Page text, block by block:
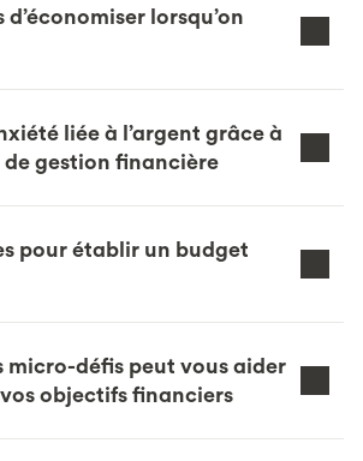
lorsqu’on
liée à l’argent grâce à
gestion financière
pour établir un budget
micro-défis peut vous aider
objectifs financiers